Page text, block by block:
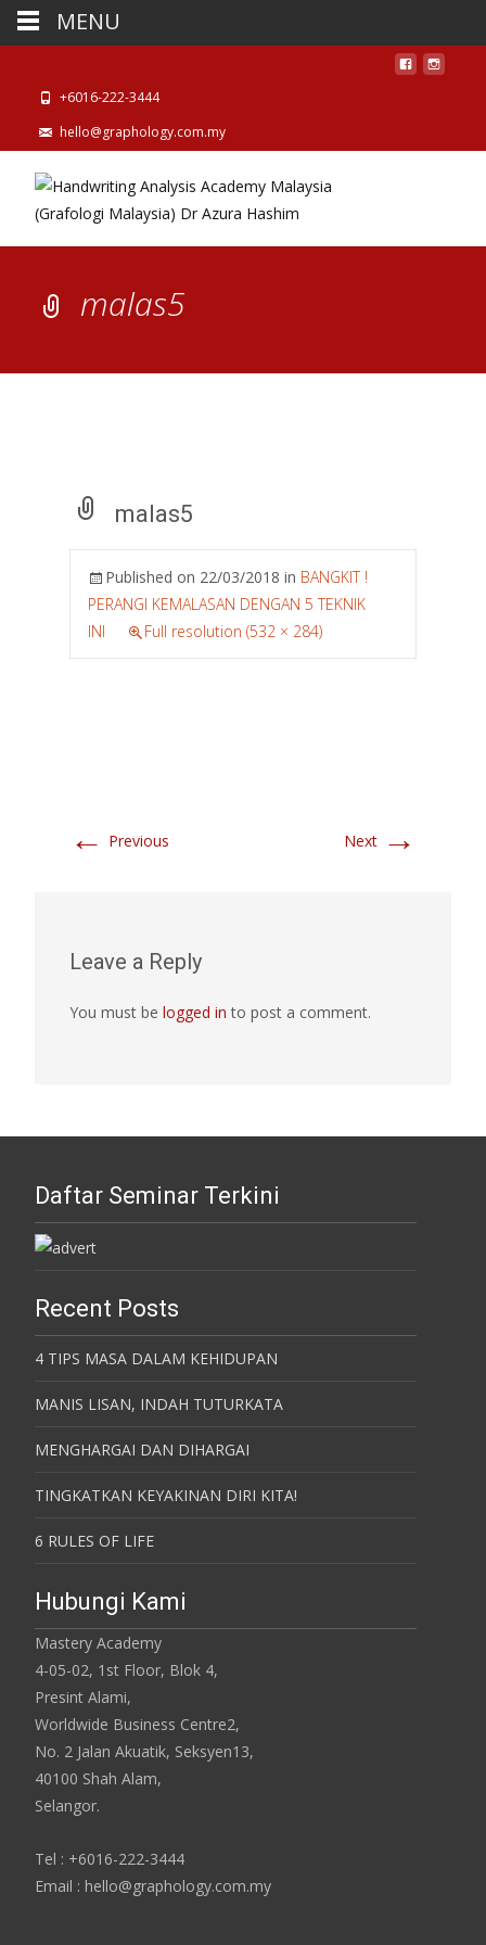
+6016-222-3444
hello@graphology.com.my
malas5
malas5
Published on 22/03/2018 in BANGKIT !
PERANGI KEMALASAN DENGAN 5 TEKNIK
INI
Full resolution (532 × 284)
← Previous Next →
Leave a Reply
You must be logged in to post a comment.
Daftar Seminar Terkini
Recent Posts
4 TIPS MASA DALAM KEHIDUPAN
MANIS LISAN, INDAH TUTURKATA
MENGHARGAI DAN DIHARGAI
TINGKATKAN KEYAKINAN DIRI KITA!
6 RULES OF LIFE
Hubungi Kami
Mastery Academy
4-05-02, 1st Floor, Blok 4,
Presint Alami,
Worldwide Business Centre2,
No. 2 Jalan Akuatik, Seksyen13,
40100 Shah Alam,
Selangor.
Tel : +6016-222-3444
Email : hello@graphology.com.my
MENU